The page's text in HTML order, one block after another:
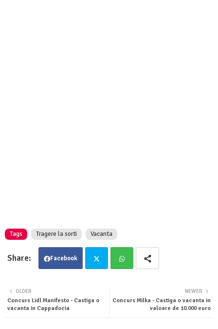
Tags Tragere la sorti Vacanta
Facebook
ter tsa
NEWER
Concurs Milka - Castiga o vacanta in
valoare de 10.000 euro
OLDER
Concurs Lidl Manifesto - Castiga o
vacanta in Cappadocia